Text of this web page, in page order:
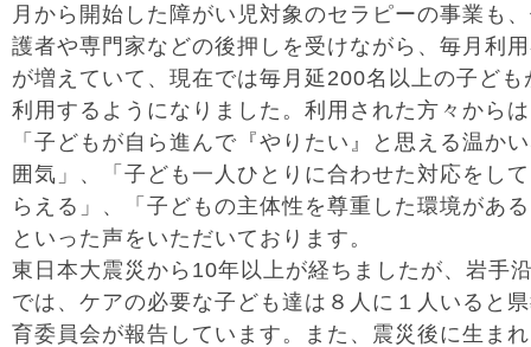
月から開始した障がい児対象のセラピーの事業も
護者や専門家などの後押しを受けながら、毎月利
が増えていて、現在では毎月延200名以上の子ども
利用するようになりました。利用された方々から
「子どもが自ら進んで『やりたい』と思える温か
囲気」、「子ども一人ひとりに合わせた対応をし
らえる」、「子どもの主体性を尊重した環境があ
といった声をいただいております。
東日本大震災から10年以上が経ちましたが、岩手
では、ケアの必要な子ども達は８人に１人いると
育委員会が報告しています。また、震災後に生ま